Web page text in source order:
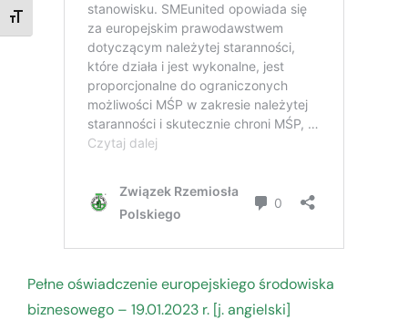
TOGGLE FONT SIZE
Pełne oświadczenie europejskiego środowiska
biznesowego – 19.01.2023 r. [j. angielski]